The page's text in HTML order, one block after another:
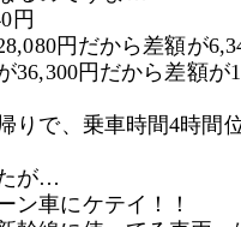
円
円だから差額が
36,300円だから差額が
りで、乗車時間4時間
が…
ン車にケテイ！！